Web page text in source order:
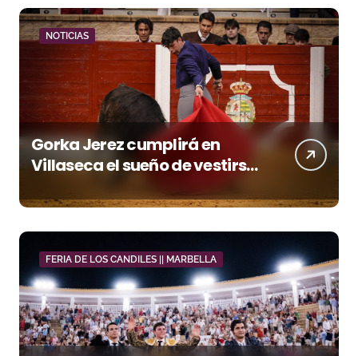
NOTICIAS
Gorka Jerez cumplirá en
Villaseca el sueño de vestirse
de luces ante los suyos
FERIA DE LOS CANDILES || MARBELLA